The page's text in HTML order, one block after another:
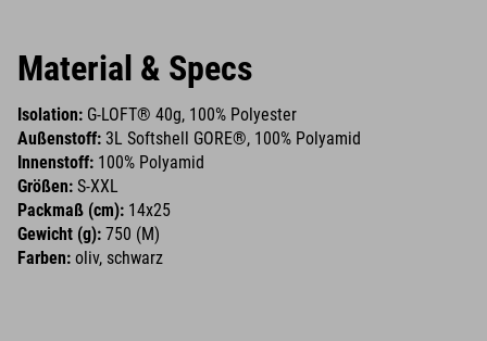
Material & Specs
Isolation: G-LOFT® 40g, 100% Polyester
Außenstoff: 3L Softshell GORE®, 100% Polyamid
Innenstoff: 100% Polyamid
Größen: S-XXL
Packmaß (cm): 14x25
Gewicht (g): 750 (M)
Farben: oliv, schwarz